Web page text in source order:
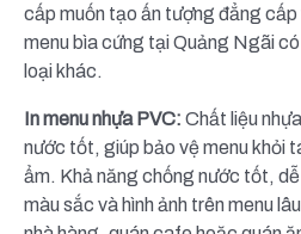
cấp muốn tạo ấn tượng đẳng cấp
menu bìa cứng tại Quảng Ngãi
loại khác.
In menu nhựa PVC: Chất liệu
nước tốt, giúp bảo vệ menu khỏi
ẩm. Khả năng chống nước tốt,
màu sắc và hình ảnh trên menu